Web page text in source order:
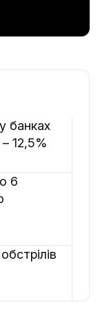
банках
12,5%
6